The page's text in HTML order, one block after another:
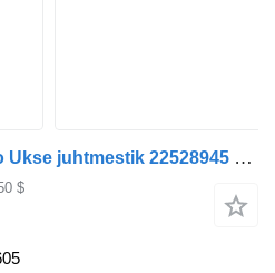
Электропроводка Volvo Ukse juhtmestik 22528945 для тягача Volvo
$